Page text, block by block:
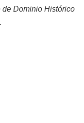
de Dominio Histórico
.